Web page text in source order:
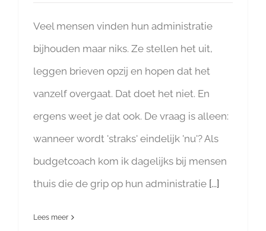
Veel mensen vinden hun administratie
bijhouden maar niks. Ze stellen het uit,
leggen brieven opzij en hopen dat het
vanzelf overgaat. Dat doet het niet. En
ergens weet je dat ook. De vraag is alleen:
wanneer wordt 'straks' eindelijk 'nu'? Als
budgetcoach kom ik dagelijks bij mensen
thuis die de grip op hun administratie [...]
Lees meer